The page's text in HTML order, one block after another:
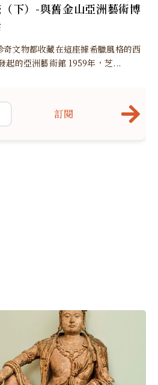
下）-與舊金山亞洲藝術博
文物都收藏在這座據希臘風格的西
築內 西方人發起的亞洲藝術館 1959年，芝...
訂閱